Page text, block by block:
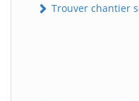
Trouver chantier